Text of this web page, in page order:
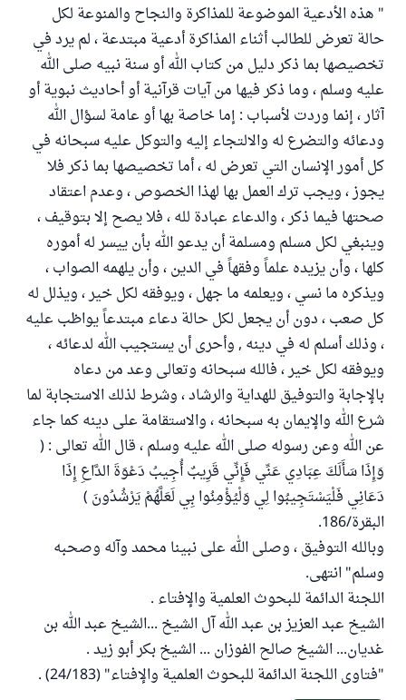
" هذه الأدعية الموضوعة للمذاكرة والنجاح والمنوعة لكل
حالة تعرض للطالب أثناء المذاكرة أدعية مبتدعة ، لم يرد في
تخصيصها بما ذكر دليل من كتاب الله أو سنة نبيه صلى الله
عليه وسلم ، وما ذكر فيها من آيات قرآنية أو أحاديث نبوية أو
آثار ، إنما وردت لأسباب : إما خاصة بها أو عامة لسؤال الله
ودعائه والتضرع له والالتجاء إليه والتوكل عليه سبحانه في
كل أمور الإنسان التي تعرض له ، أما تخصيصها بما ذكر فلا
يجوز ، ويجب ترك العمل بها لهذا الخصوص ، وعدم اعتقاد
صحتها فيما ذكر ، والدعاء عبادة لله ، فلا يصح إلا بتوقيف ،
وينبغي لكل مسلم ومسلمة أن يدعو الله بأن ييسر له أموره
كلها ، وأن يزيده علماً وفقهاً في الدين ، وأن يلهمه الصواب ،
ويذكره ما نسي ، ويعلمه ما جهل ، ويوفقه لكل خير ، ويذلل له
كل صعب ، دون أن يجعل لكل حالة دعاء مبتدعاً يواظب عليه
، وذلك أسلم له في دينه , وأحرى أن يستجيب الله لدعائه ،
ويوفقه لكل خير ، فالله سبحانه وتعالى وعد من دعاه
بالإجابة والتوفيق للهداية والرشاد ، وشرط لذلك الاستجابة لما
شرع الله والإيمان به سبحانه ، والاستقامة على دينه كما جاء
عن الله وعن رسوله صلى الله عليه وسلم ، قال الله تعالى : (
وَإِذَا سَأَلَكَ عِبَادِي عَنِّي فَإِنِّي قَرِيبٌ أُجِيبُ دَعْوَةَ الدَّاعِ إِذَا
دَعَانِي فَلْيَسْتَجِيبُوا لِي وَلْيُؤْمِنُوا بِي لَعَلَّهُمْ يَرْشُدُونَ )
البقرة/186.
وبالله التوفيق ، وصلى الله على نبينا محمد وآله وصحبه
وسلم" انتهى.
اللجنة الدائمة للبحوث العلمية والإفتاء .
الشيخ عبد العزيز بن عبد الله آل الشيخ ...الشيخ عبد الله بن
غديان... الشيخ صالح الفوزان ... الشيخ بكر أبو زيد .
"فتاوى اللجنة الدائمة للبحوث العلمية والإفتاء" (24/183) .